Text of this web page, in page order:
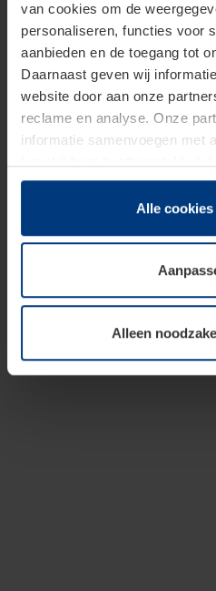
van cookies om de
personaliseren, functies voor
aanbieden en de toegang tot
Daarnaast geven wij
website door aan onze
reclame en analyse. Onze
informatie samenvoegen met
hun diensten hebben
Juridisch hebben wij het recht
van deze pagina's absoluut
soorten cookies is uw
toestemming kunt u op elk
wijzigen of herroepen.
Alle
Alleen